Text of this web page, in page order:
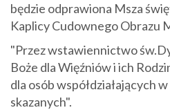
będzie odprawiona Msza
Kaplicy Cudownego Obrazu
"Przez wstawiennictwo
Boże dla Więźniów i ich
dla osób współdziałających
skazanych".